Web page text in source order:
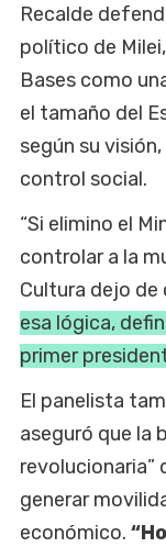
Recalde
político de
Bases como
el tamaño del
según su
control social.
“Si elimino el
controlar a la
Cultura dejo de
esa lógica,
primer
El panelista
aseguró que la
revolucionaria”
generar
económico.